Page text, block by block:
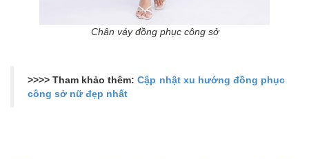
Chân váy đồng phục công sở
>>>> Tham khảo thêm:Cập nhật xu hướng đồng phục
công sở nữ đẹp nhất